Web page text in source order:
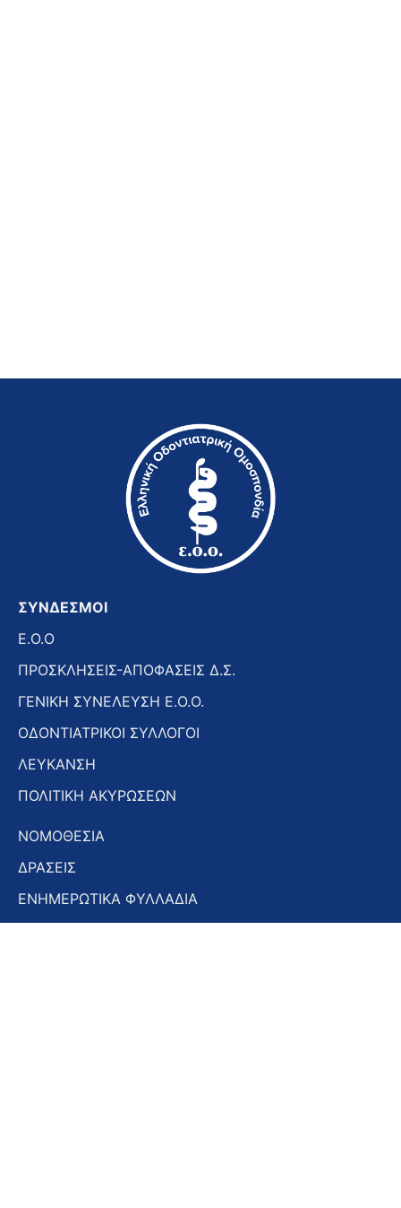
ΣΥΝΔΕΣΜΟΙ
E.O.O
ΠΡΟΣΚΛΗΣΕΙΣ-ΑΠΟΦΑΣΕΙΣ Δ.Σ.
ΓΕΝΙΚΗ ΣΥΝΕΛΕΥΣΗ Ε.Ο.Ο.
ΟΔΟΝΤΙΑΤΡΙΚΟΙ ΣΥΛΛΟΓΟΙ
ΛΕΥΚΑΝΣΗ
ΠΟΛΙΤΙΚΗ ΑΚΥΡΩΣΕΩΝ
ΝΟΜΟΘΕΣΙΑ
ΔΡΑΣΕΙΣ
ΕΝΗΜΕΡΩΤΙΚΑ ΦΥΛΛΑΔΙΑ